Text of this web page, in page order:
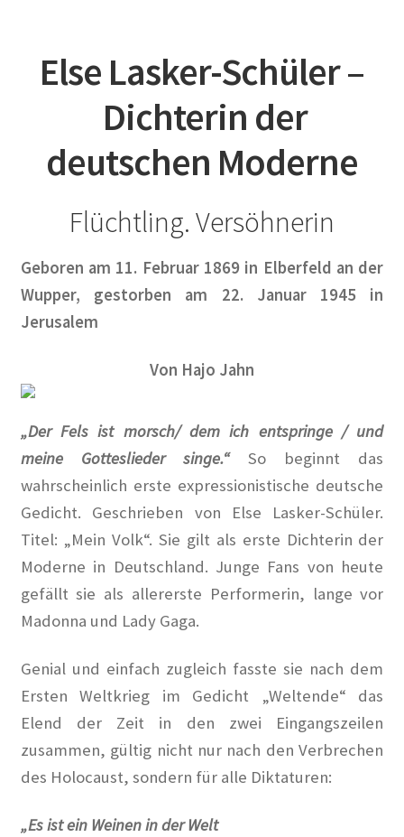
Raumplan KunstRaum
Satzung des Künstlerkolonie Berlin e.V.
Spenden
Veranstaltungsplan 2024
Vorstand des Künstlerkolonie Berlin e.V.
Protokolle der Vorstandssitzungen
…in der historischen Presse
Die Architektur der Künstlerkolonie Berlin und deren
Architekten
Führungen durch die Künstlerkolonie
Gartenstadt am Südwestkorso mit Künstlerkolonie
Kleine Geschichte der Künstlerkolonie Berlin
Künstler Wohnungsmarkt
Else Lasker-Schüler –
Dichterin der
deutschen Moderne
Flüchtling. Versöhnerin
Geboren am 11. Februar 1869 in Elberfeld an der
Wupper, gestorben am 22. Januar 1945 in
Jerusalem
Von Hajo Jahn
„Der Fels ist morsch/ dem ich entspringe / und
meine Gotteslieder singe.“So beginnt das
wahrscheinlich erste expressionistische deutsche
Gedicht. Geschrieben von Else Lasker-Schüler.
Titel: „Mein Volk“. Sie gilt als erste Dichterin der
Moderne in Deutschland. Junge Fans von heute
gefällt sie als allererste Performerin, lange vor
Madonna und Lady Gaga.
Genial und einfach zugleich fasste sie nach dem
Ersten Weltkrieg im Gedicht „Weltende“ das
Elend der Zeit in den zwei Eingangszeilen
zusammen, gültig nicht nur nach den Verbrechen
des Holocaust, sondern für alle Diktaturen:
„Es ist ein Weinen in der Welt